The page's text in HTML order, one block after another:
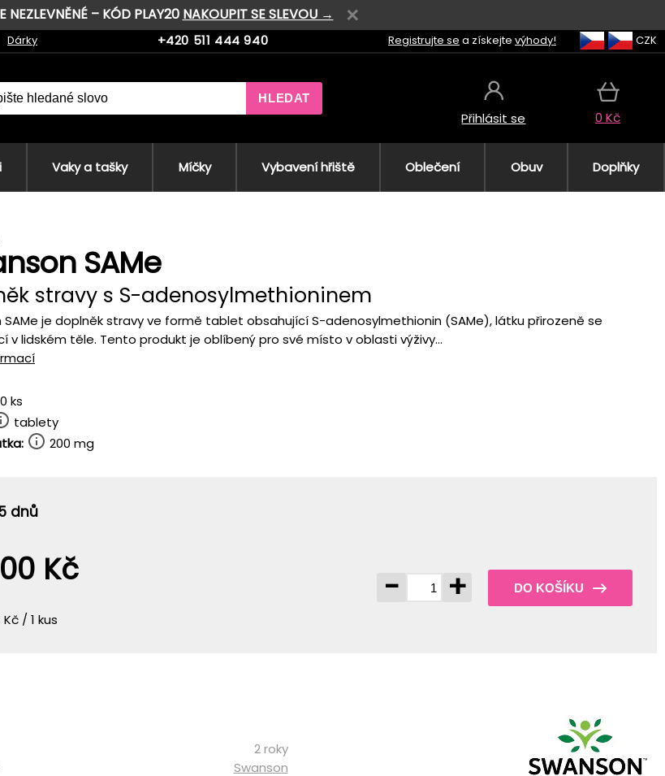
NEZLEVNĚNÉ – KÓD PLAY20 NAKOUPIT SE SLEVOU →
Dárky +420 511 444 940 Registrujte se a získejte výhody! CZK
HLEDAT
Přihlásit se 0 Kč
Vaky a tašky Míčky Vybavení hřiště Oblečení Obuv Doplňky
SAMe
stravy s S-adenosylmethioninem
SAMe je doplněk stravy ve formě tablet obsahující S-adenosylmethionin (SAMe), látku přirozeně se
v lidském těle. Tento produkt je oblíbený pro své místo v oblasti výživy...
ks
tablety
200 mg
dnů
Kč
Kč / 1 kus
- + DO KOŠÍKU
2 roky
Swanson